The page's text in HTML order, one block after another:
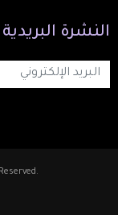
النشرة البريدية
Social Media